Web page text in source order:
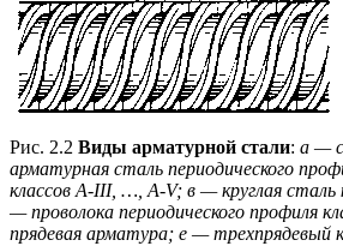
Рис. 2.2 Виды арматурной стали: а —
арматурная сталь периодического
классов А-III, …, А-V; в — круглая
— проволока периодического профиля
прядевая арматура; е — трехпрядевый